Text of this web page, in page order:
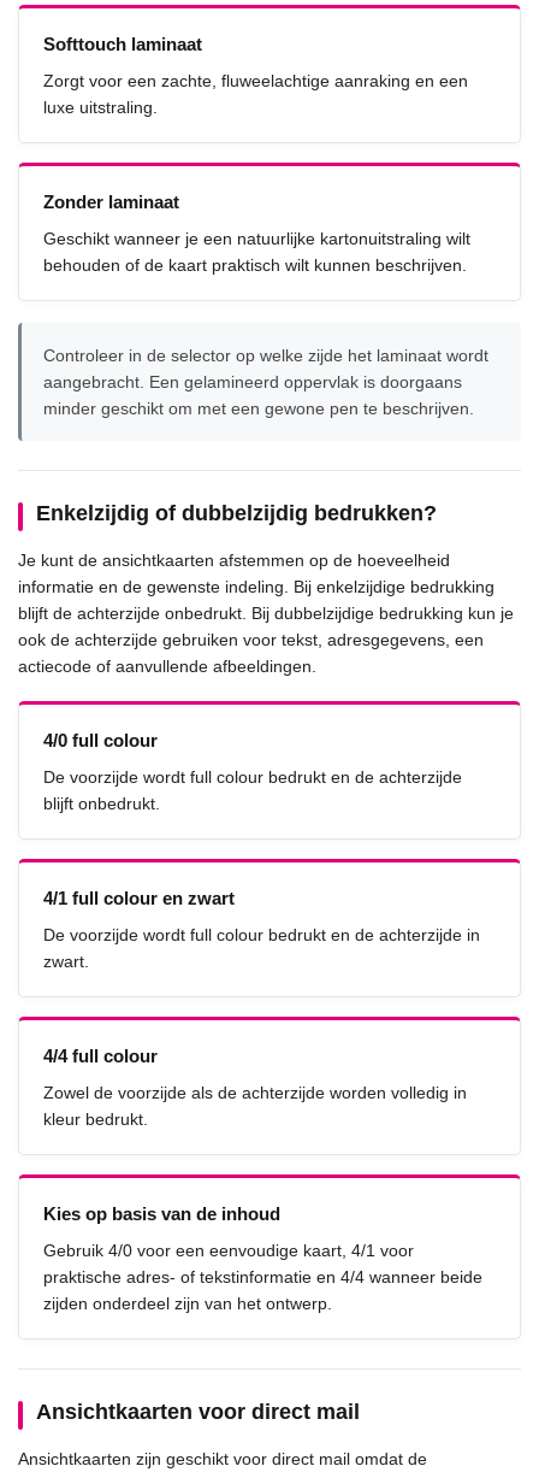
Softtouch laminaat
Zorgt voor een zachte, fluweelachtige aanraking en een
luxe uitstraling.
Zonder laminaat
Geschikt wanneer je een natuurlijke kartonuitstraling wilt
behouden of de kaart praktisch wilt kunnen beschrijven.
Controleer in de selector op welke zijde het laminaat wordt
aangebracht. Een gelamineerd oppervlak is doorgaans
minder geschikt om met een gewone pen te beschrijven.
Enkelzijdig of dubbelzijdig bedrukken?
Je kunt de ansichtkaarten afstemmen op de hoeveelheid
informatie en de gewenste indeling. Bij enkelzijdige bedrukking
blijft de achterzijde onbedrukt. Bij dubbelzijdige bedrukking kun je
ook de achterzijde gebruiken voor tekst, adresgegevens, een
actiecode of aanvullende afbeeldingen.
4/0 full colour
De voorzijde wordt full colour bedrukt en de achterzijde
blijft onbedrukt.
4/1 full colour en zwart
De voorzijde wordt full colour bedrukt en de achterzijde in
zwart.
4/4 full colour
Zowel de voorzijde als de achterzijde worden volledig in
kleur bedrukt.
Kies op basis van de inhoud
Gebruik 4/0 voor een eenvoudige kaart, 4/1 voor
praktische adres- of tekstinformatie en 4/4 wanneer beide
zijden onderdeel zijn van het ontwerp.
Ansichtkaarten voor direct mail
Ansichtkaarten zijn geschikt voor direct mail omdat de